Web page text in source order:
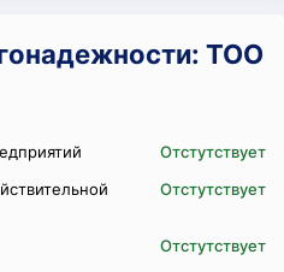
ТОО
Отстутствует
Отстутствует
Отстутствует